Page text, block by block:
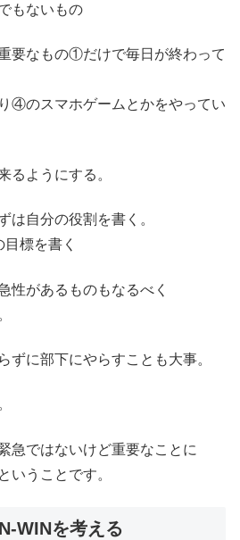
もないもの
要なもの①だけで毎日が終わって
④のスマホゲームとかをやってい
ようにする。
は自分の役割を書く。
標を書く
性があるものもなるべく
ずに部下にやらすことも大事。
急ではないけど重要なことに
いうことです。
WINを考える